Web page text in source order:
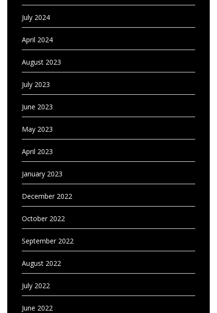
July 2024
April 2024
August 2023
July 2023
June 2023
May 2023
April 2023
January 2023
December 2022
October 2022
September 2022
August 2022
July 2022
June 2022